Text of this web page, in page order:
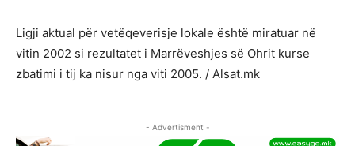
Ligji aktual për vetëqeverisje lokale është miratuar në
vitin 2002 si rezultatet i Marrëveshjes së Ohrit kurse
zbatimi i tij ka nisur nga viti 2005. / Alsat.mk
- Advertisment -